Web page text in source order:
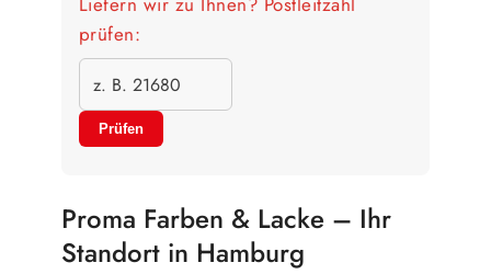
prüfen:
Prüfen
Proma Farben & Lacke – Ihr
Standort in Hamburg